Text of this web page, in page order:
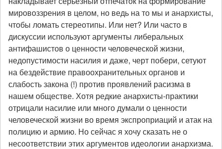
мировоззрения в целом, но ведь на то мы и анархисты,
чтобы ломать стереотипы. Или нет? Или часто в
дискуссии используют аргументы либеральных
антифашистов о ценности человеческой жизни,
недопустимости насилия и даже, черт побери, сетуют
на бездействие правоохранительных органов и
слабость закона (!) против проявлений расизма в
нашем обществе. Хотя редкие анархисты-практики
отрицали насилие или много думали о ценности
человеческой жизни во время экспроприаций и атак на
полицию и армию. Но сейчас я хочу сказать не о
несоответствии этих аргументов идеологии анархизма.